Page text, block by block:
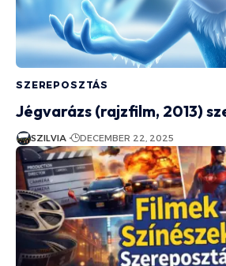
SZEREPOSZTÁS
Jégvarázs (rajzfilm, 2013)
SZILVIA DECEMBER 22, 2025